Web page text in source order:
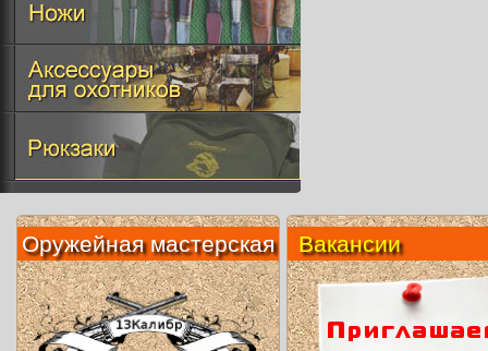
Оружейная мастерскаяВакансии